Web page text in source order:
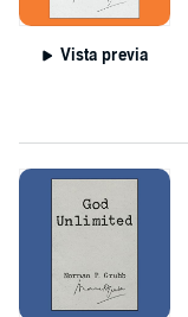
Vista previa